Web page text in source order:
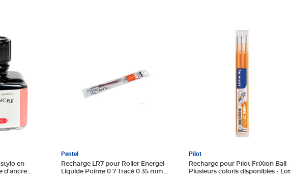
en
d'ancre
Pentel
Recharge LR7 pour Roller Energel
Liquide Pointe 0 7 Tracé 0 35 mm
Pilot
Recharge pour Pilot FriXion Ball -
Plusieurs coloris disponibles - Lot